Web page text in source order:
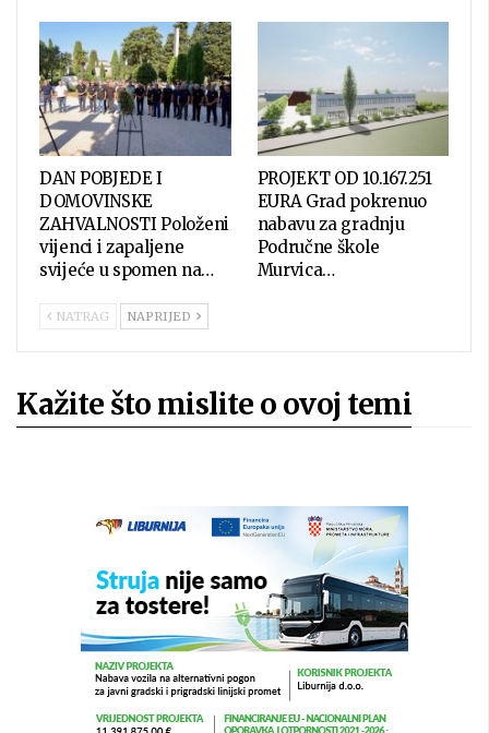
DAN POBJEDE I
DOMOVINSKE
ZAHVALNOSTI Položeni
vijenci i zapaljene
svijeće u spomen na…
PROJEKT OD 10.167.251
EURA Grad pokrenuo
nabavu za gradnju
Područne škole
Murvica…
NATRAG NAPRIJED
Kažite što mislite o ovoj temi